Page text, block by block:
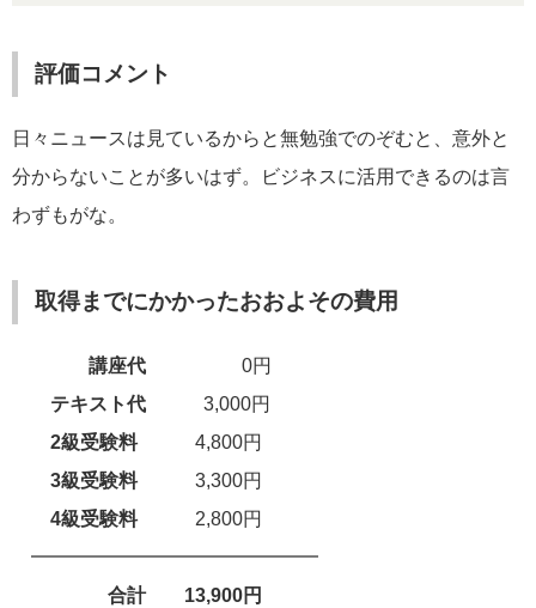
評価コメント
日々ニュースは見ているからと無勉強でのぞむと、意外と
分からないことが多いはず。ビジネスに活用できるのは言
わずもがな。
取得までにかかったおおよその費用
講座代 0円
テキスト代 3,000円
2級受験料4,800円
3級受験料3,300円
4級受験料2,800円
━━━━━━━━━━━━━━━
合計 13,900円